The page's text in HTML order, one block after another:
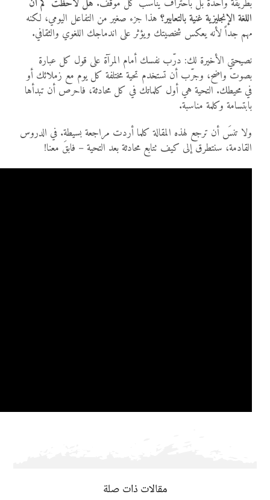
اللغة الإنجليزية غنية بالتعابير؟هذا جزء صغير من التفاعل اليومي، لكنه
مهم جداً لأنه يعكس شخصيتك ويؤثر على اندماجك اللغوي والثقافي.
نصيحتي الأخيرة لك: درّب نفسك أمام المرآة على قول كل عبارة
بصوت واضح، وجرّب أن تستخدم تحية مختلفة كل يوم مع زملائك أو
في محيطك. التحية هي أول كلماتك في كل محادثة، فاحرص أن تبدأها
بابتسامة وكلمة مناسبة.
ولا تنسَ أن ترجع لهذه المقالة كلما أردت مراجعة بسيطة. في الدروس
القادمة، سنتطرق إلى كيف تتابع محادثة بعد التحية – فابقَ معنا!
مقالات ذات صلة